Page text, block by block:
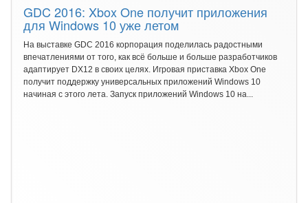
GDC 2016: Xbox One получит приложения
для Windows 10 уже летом
На выставке GDC 2016 корпорация поделилась радостными
впечатлениями от того, как всё больше и больше разработчиков
адаптирует DX12 в своих целях. Игровая приставка Xbox One
получит поддержку универсальных приложений Windows 10
начиная с этого лета. Запуск приложений Windows 10 на...